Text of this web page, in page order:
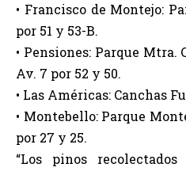
• Francisco de Montejo:
por 51 y 53-B.
• Pensiones: Parque Mtra.
Av. 7 por 52 y 50.
• Las Américas: Canchas
• Montebello: Parque
por 27 y 25.
“Los pinos